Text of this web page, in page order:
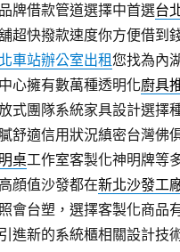
牌借款管道選擇中首選台
超快撥款速度你方便借到
車站辦公室出租您找為內
心擁有數萬種透明化廚具
式團隊系統家具設計選擇
舒適信用狀況縝密台灣佛
桌工作室客製化神明牌等
顔值沙發都在新北沙發工
會台塑，選擇客製化商品
引進新的系統櫃相關設計技